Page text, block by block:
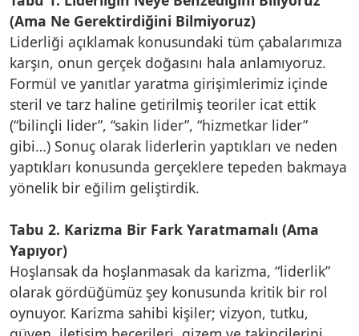
(Ama Ne Gerektirdiğini Bilmiyoruz)
Liderliği açıklamak konusundaki tüm çabalarımıza
karşın, onun gerçek doğasını hala anlamıyoruz.
Formül ve yanıtlar yaratma girişimlerimiz içinde
steril ve tarz haline getirilmiş teoriler icat ettik
(“bilinçli lider”, “sakin lider”, “hizmetkar lider”
gibi…) Sonuç olarak liderlerin yaptıkları ve neden
yaptıkları konusunda gerçeklere tepeden bakmaya
yönelik bir eğilim geliştirdik.
Tabu 2. Karizma Bir Fark Yaratmamalı (Ama
Yapıyor)
Hoşlansak da hoşlanmasak da karizma, “liderlik”
olarak gördüğümüz şey konusunda kritik bir rol
oynuyor. Karizma sahibi kişiler; vizyon, tutku,